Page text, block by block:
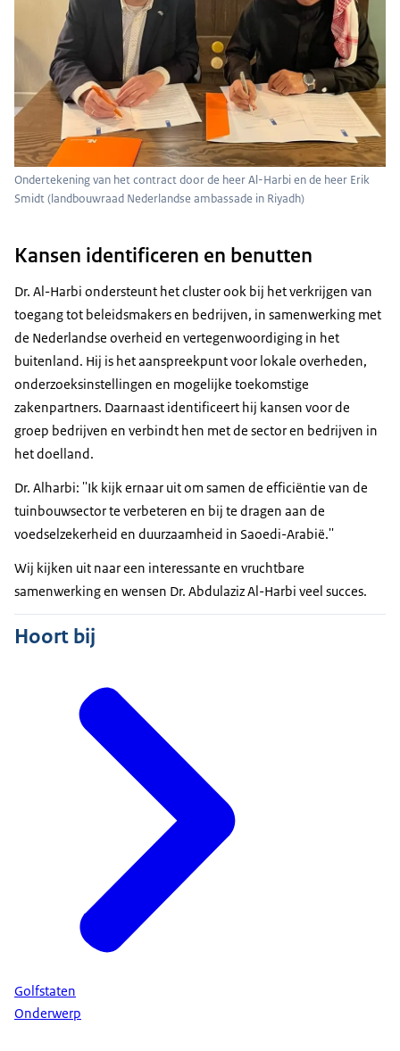
Ondertekening van het contract door de heer Al-Harbi en de heer Erik
Smidt (landbouwraad Nederlandse ambassade in Riyadh)
Kansen identificeren en benutten
Dr. Al-Harbi ondersteunt het cluster ook bij het verkrijgen van
toegang tot beleidsmakers en bedrijven, in samenwerking met
de Nederlandse overheid en vertegenwoordiging in het
buitenland. Hij is het aanspreekpunt voor lokale overheden,
onderzoeksinstellingen en mogelijke toekomstige
zakenpartners. Daarnaast identificeert hij kansen voor de
groep bedrijven en verbindt hen met de sector en bedrijven in
het doelland.
Dr. Alharbi: ''Ik kijk ernaar uit om samen de efficiëntie van de
tuinbouwsector te verbeteren en bij te dragen aan de
voedselzekerheid en duurzaamheid in Saoedi-Arabië.''
Wij kijken uit naar een interessante en vruchtbare
samenwerking en wensen Dr. Abdulaziz Al-Harbi veel succes.
Hoort bij
Golfstaten
Onderwerp